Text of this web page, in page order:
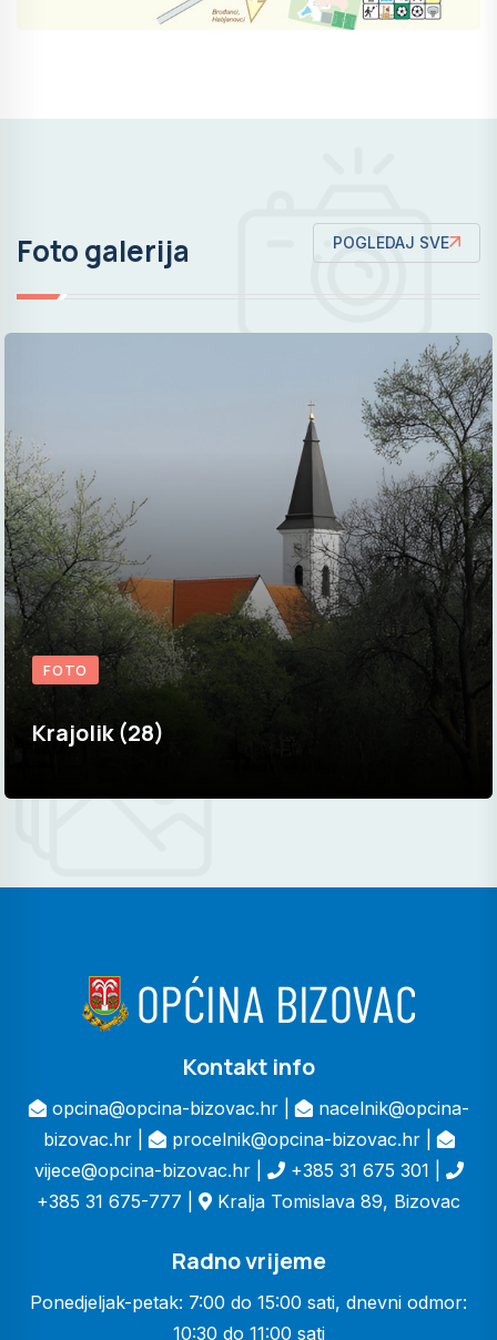
Foto galerija POGLEDAJ SVE
FOTO
Krajolik (28)
Kontakt info
opcina@opcina-bizovac.hr |
nacelnik@opcina-
bizovac.hr |
procelnik@opcina-bizovac.hr |
vijece@opcina-bizovac.hr |
+385 31 675 301 |
+385 31 675-777 |
Kralja Tomislava 89, Bizovac
Radno vrijeme
Ponedjeljak-petak: 7:00 do 15:00 sati, dnevni odmor:
10:30 do 11:00 sati